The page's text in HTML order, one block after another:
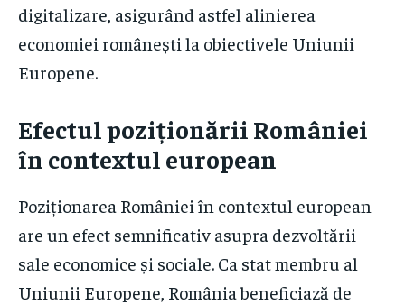
digitalizare, asigurând astfel alinierea
economiei românești la obiectivele Uniunii
Europene.
Efectul poziționării României
în contextul european
Poziționarea României în contextul european
are un efect semnificativ asupra dezvoltării
sale economice și sociale. Ca stat membru al
Uniunii Europene, România beneficiază de